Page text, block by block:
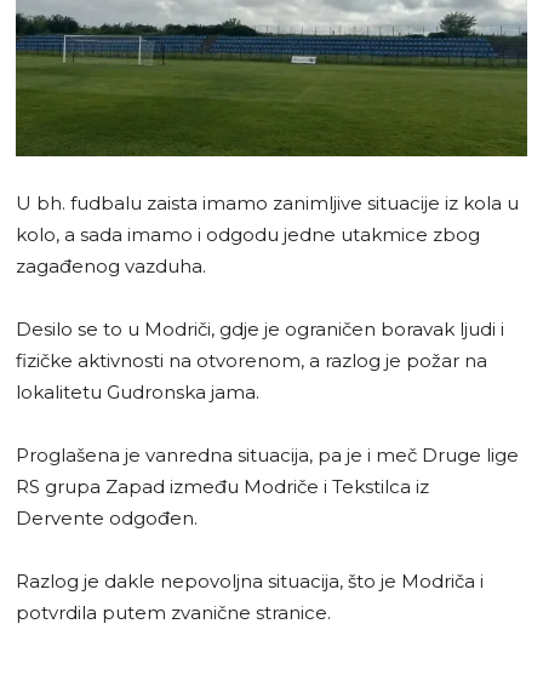
U bh. fudbalu zaista imamo zanimljive situacije iz kola u
kolo, a sada imamo i odgodu jedne utakmice zbog
zagađenog vazduha.
Desilo se to u Modriči, gdje je ograničen boravak ljudi i
fizičke aktivnosti na otvorenom, a razlog je požar na
lokalitetu Gudronska jama.
Proglašena je vanredna situacija, pa je i meč Druge lige
RS grupa Zapad između Modriče i Tekstilca iz
Dervente odgođen.
Razlog je dakle nepovoljna situacija, što je Modriča i
potvrdila putem zvanične stranice.